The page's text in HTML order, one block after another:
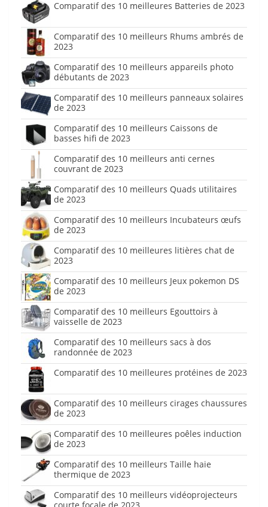
Comparatif des 10 meilleures Batteries de 2023
Comparatif des 10 meilleurs Rhums ambrés de
2023
Comparatif des 10 meilleurs appareils photo
débutants de 2023
Comparatif des 10 meilleurs panneaux solaires
de 2023
Comparatif des 10 meilleurs Caissons de
basses hifi de 2023
Comparatif des 10 meilleurs anti cernes
couvrant de 2023
Comparatif des 10 meilleurs Quads utilitaires
de 2023
Comparatif des 10 meilleurs Incubateurs œufs
de 2023
Comparatif des 10 meilleures litières chat de
2023
Comparatif des 10 meilleurs Jeux pokemon DS
de 2023
Comparatif des 10 meilleurs Egouttoirs à
vaisselle de 2023
Comparatif des 10 meilleurs sacs à dos
randonnée de 2023
Comparatif des 10 meilleures protéines de 2023
Comparatif des 10 meilleurs cirages chaussures
de 2023
Comparatif des 10 meilleures poêles induction
de 2023
Comparatif des 10 meilleurs Taille haie
thermique de 2023
Comparatif des 10 meilleurs vidéoprojecteurs